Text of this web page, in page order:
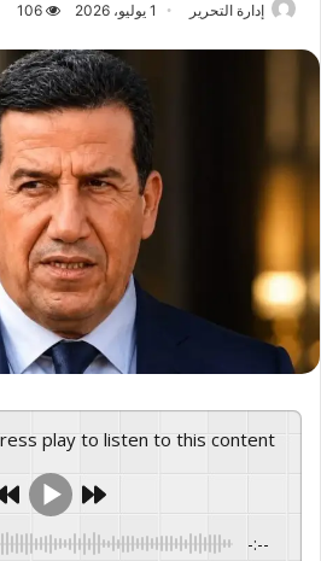
إدارة التحرير 1 يوليو، 2026 106
Press play to listen to this content
-:--